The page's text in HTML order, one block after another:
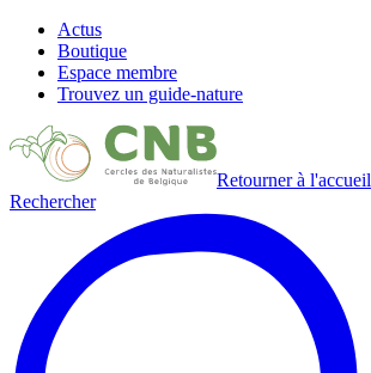
Actus
Boutique
Espace membre
Trouvez un guide-nature
Retourner à l'accueil
Rechercher